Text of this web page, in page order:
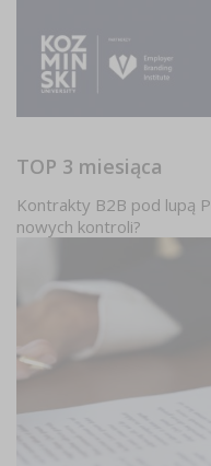
TOP 3 miesiąca
Kontrakty B2B pod lupą
nowych kontroli?